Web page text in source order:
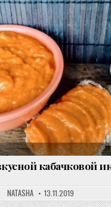
кабачковой
NATASHA 13.11.2019